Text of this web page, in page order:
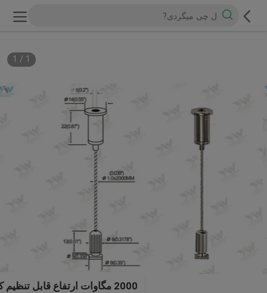
1
/
1
2000 مگاوات ارتفاع قابل